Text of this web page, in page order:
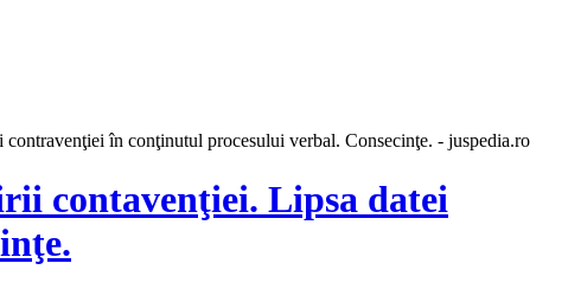
în conţinutul procesului verbal. Consecinţe. - juspedia.ro
contavenţiei. Lipsa datei